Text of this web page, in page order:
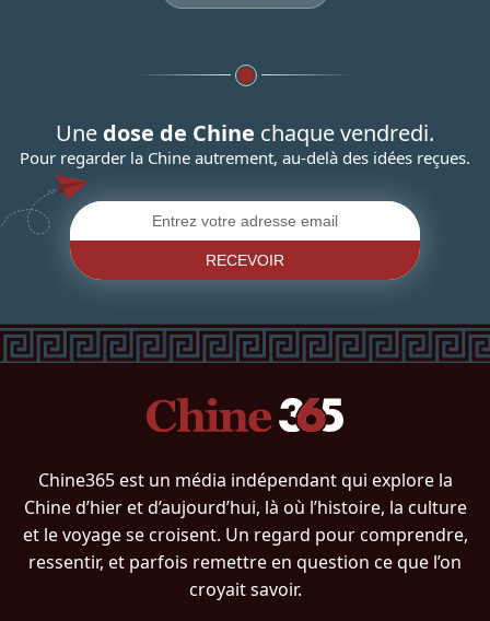
Une dose de Chine chaque vendredi.
Pour regarder la Chine autrement, au-delà des idées reçues.
RECEVOIR
Chine365 est un média indépendant qui explore la
Chine d’hier et d’aujourd’hui, là où l’histoire, la culture
et le voyage se croisent. Un regard pour comprendre,
ressentir, et parfois remettre en question ce que l’on
croyait savoir.